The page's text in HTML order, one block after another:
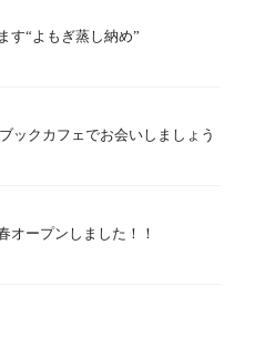
す“よもぎ蒸し納め”
ックカフェでお会いしましょう
ープンしました！！